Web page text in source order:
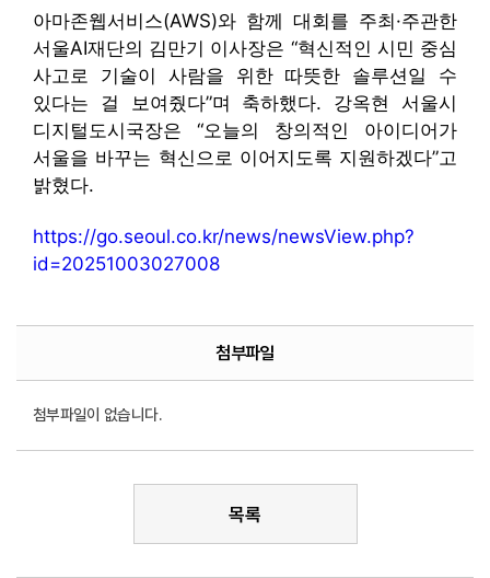
아마존웹서비스(AWS)와 함께 대회를 주최·주관한
서울AI재단의 김만기 이사장은 “혁신적인 시민 중심
사고로 기술이 사람을 위한 따뜻한 솔루션일 수
있다는 걸 보여줬다”며 축하했다. 강옥현 서울시
디지털도시국장은 “오늘의 창의적인 아이디어가
서울을 바꾸는 혁신으로 이어지도록 지원하겠다”고
밝혔다.
https://go.seoul.co.kr/news/newsView.php?
id=20251003027008
첨부파일
첨부파일이 없습니다.
목록